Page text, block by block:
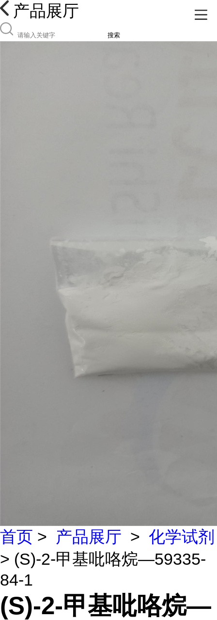
产品展厅
搜索
首页 > 产品展厅 > 化学试剂
> (S)-2-甲基吡咯烷—59335-
84-1
(S)-2-甲基吡咯烷—